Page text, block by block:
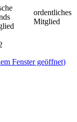
ordentliches
Mitglied
Fenster geöffnet)